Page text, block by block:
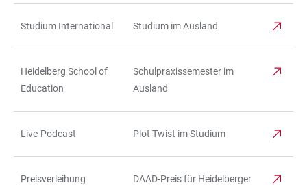
Studium International Studium im Ausland
Heidelberg School of
Education
Schulpraxissemester im
Ausland
Live-Podcast Plot Twist im Studium
Preisverleihung
DAAD-Preis für Heidelberger